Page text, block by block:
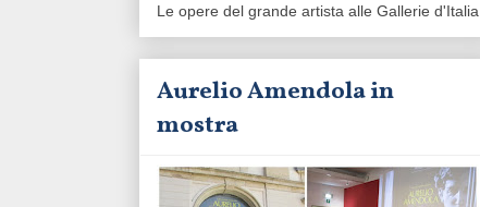
Le opere del grande artista alle Gallerie d'Italia
Aurelio Amendola in
mostra